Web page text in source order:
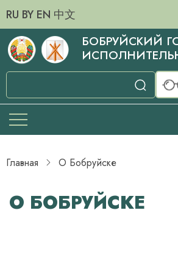
RU BY EN 中文
БОБРУЙСКИЙ
Главная О Бобруйске
О БОБРУЙСКЕ